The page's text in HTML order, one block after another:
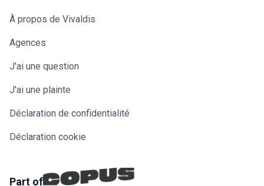
À propos de Vivaldis
Agences
J'ai une question
J'ai une plainte
Déclaration de confidentialité
Déclaration cookie
Part of